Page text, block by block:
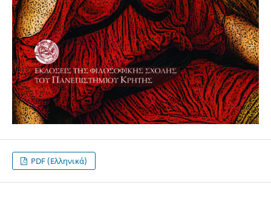
PDF (Ελληνικά)